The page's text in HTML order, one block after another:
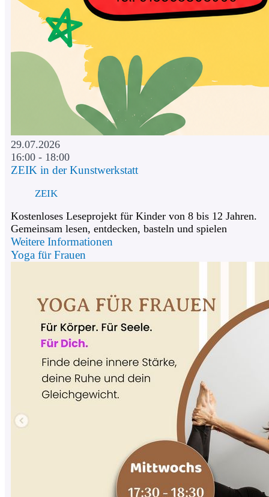
29.07.2026
16:00 - 18:00
ZEIK in der Kunstwerkstatt
ZEIK
Kostenloses Leseprojekt für Kinder von 8 bis 12 Jahren.
Gemeinsam lesen, entdecken, basteln und spielen
Weitere Informationen
Yoga für Frauen